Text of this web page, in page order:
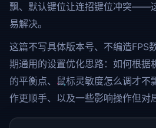
飘、默认键位让连招键位冲突——
易解决。
这篇不写具体版本号、不编造FPS
期通用的设置优化思路：如何根据
的平衡点、鼠标灵敏度怎么调才不
作更顺手、以及一些影响操作但对